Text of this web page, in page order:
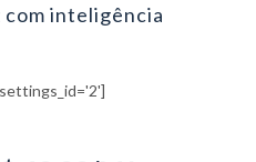
com inteligência